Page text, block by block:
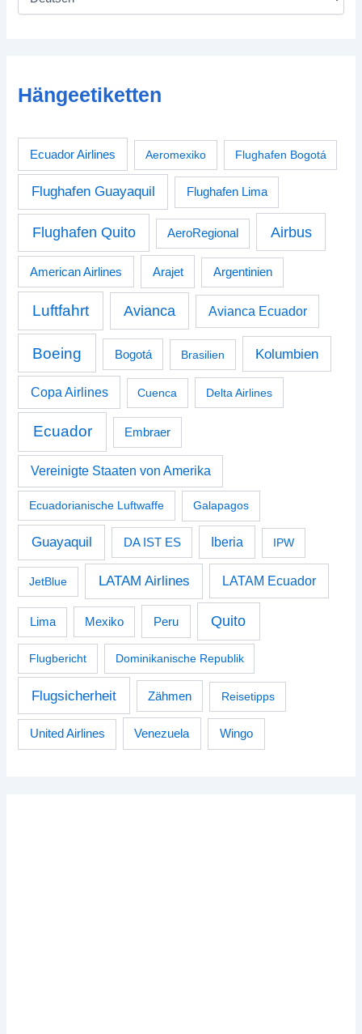
Hängeetiketten
Ecuador Airlines Aeromexiko Flughafen Bogotá
Flughafen Guayaquil Flughafen Lima
Flughafen Quito AeroRegional Airbus
American Airlines Arajet Argentinien
Luftfahrt Avianca Avianca Ecuador
Boeing Bogotá Brasilien Kolumbien
Copa Airlines Cuenca Delta Airlines
Ecuador Embraer
Vereinigte Staaten von Amerika
Ecuadorianische Luftwaffe Galapagos
Guayaquil DA IST ES Iberia IPW
JetBlue LATAM Airlines LATAM Ecuador
Lima Mexiko Peru Quito
Flugbericht Dominikanische Republik
Flugsicherheit Zähmen Reisetipps
United Airlines Venezuela Wingo